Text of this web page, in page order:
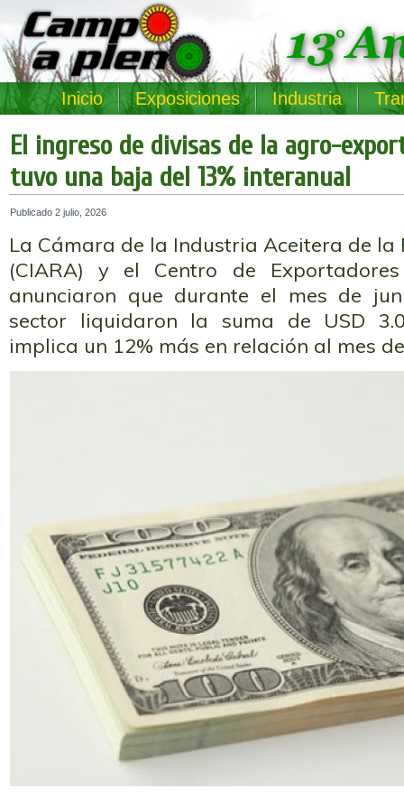
Inicio Exposiciones Industria
El ingreso de divisas de la agro-
tuvo una baja del 13% interanual
Publicado 2 julio, 2026
La Cámara de la Industria Aceitera de
(CIARA) y el Centro de Exportadores
anunciaron que durante el mes de
sector liquidaron la suma de USD
implica un 12% más en relación al mes